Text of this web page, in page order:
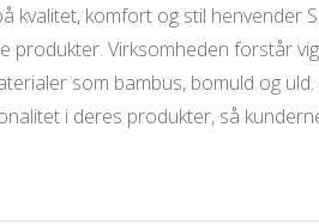
kvalitet, komfort og stil henvender
produkter. Virksomheden forstår
som bambus, bomuld og
i deres produkter, så